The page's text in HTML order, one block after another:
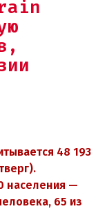
48 193
).
населения —
65 из